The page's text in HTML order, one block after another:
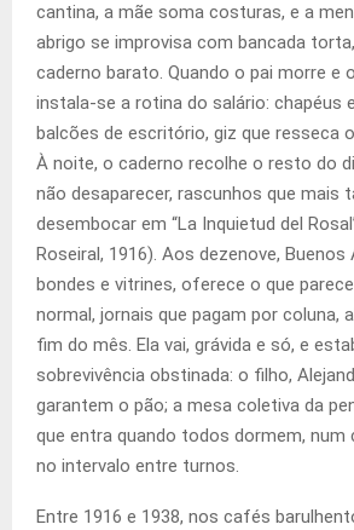
cantina, a mãe soma costuras, e a
abrigo se improvisa com bancada
caderno barato. Quando o pai morre e
instala-se a rotina do salário: chapéus
balcões de escritório, giz que resseca
À noite, o caderno recolhe o resto do
não desaparecer, rascunhos que mais
desembocar em “La Inquietud del
Roseiral, 1916). Aos dezenove, Buenos
bondes e vitrines, oferece o que
normal, jornais que pagam por coluna,
fim do mês. Ela vai, grávida e só, e
sobrevivência obstinada: o filho,
garantem o pão; a mesa coletiva da
que entra quando todos dormem, num
no intervalo entre turnos.
Entre 1916 e 1938, nos cafés